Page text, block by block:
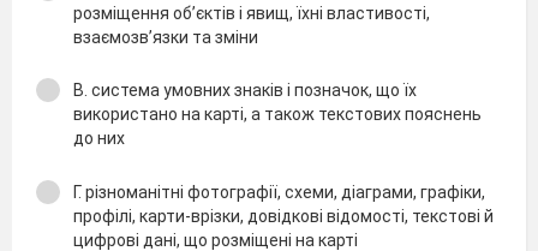
розміщення об’єктів і явищ, їхні властивості,
взаємозв’язки та зміни
В. система умовних знаків і позначок, що їх
використано на карті, а також текстових пояснень
до них
Г. різноманітні фотографії, схеми, діаграми, графіки,
профілі, карти-врізки, довідкові відомості, текстові й
цифрові дані, що розміщені на карті